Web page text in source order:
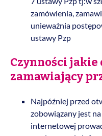
zamówienia,
unieważnia
ustawy Pzp
Czynności jakie
zamawiający
Najpóźniej przed
zobowiązany jest
internetowej